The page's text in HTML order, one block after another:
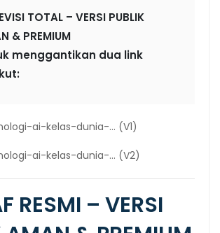
TOTAL – VERSI PUBLIK
& PREMIUM
menggantikan dua link
ai-kelas-dunia-… (V1)
ai-kelas-dunia-… (V2)
RESMI – VERSI